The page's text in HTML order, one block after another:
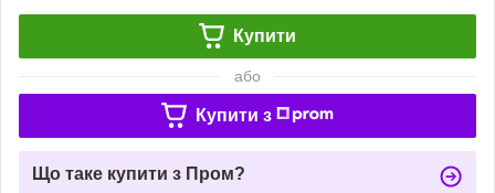
Купити
або
Купити з
Що таке купити з Пром?